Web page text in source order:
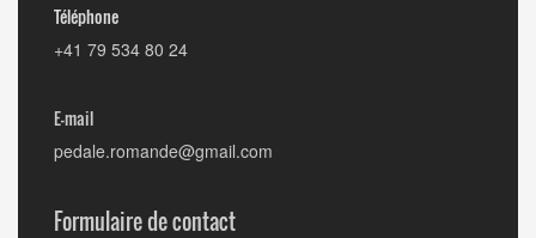
Téléphone
+41 79 534 80 24
E-mail
pedale.romande@gmail.com
Formulaire de contact